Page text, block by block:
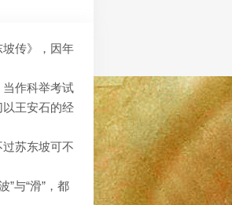
传》，因年
作科举考试
王安石的经
苏东坡可不
”与“滑”，都